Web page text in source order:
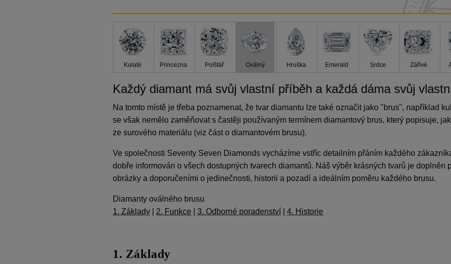
Kulaté Princezna Polštář Oválný Hruška Emerald Srdce Zářivé
Každý diamant má svůj vlastní příběh a každá dáma svůj
Na tomto místě je třeba poznamenat, že tvar diamantu lze také označit jako "brus", například
se však nemělo zaměňovat s častěji používaným termínem diamantový brus, který popisuje,
ze surového materiálu (viz část o diamantovém brusu).
Ve společnosti Seventy Seven Diamonds vycházíme vstříc detailním přáním každého
dobře informován o všech dostupných tvarech diamantů. Náš výběr krásných tvarů je doplněn
obrázky a doporučeními o jedinečnosti, historii a pozadí a ideálním poměru každého brusu.
Diamanty oválného brusu
1. Základy
2. Funkce 3. Odborné poradenství 4. Historie
1. Základy